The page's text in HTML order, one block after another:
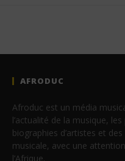
AFRODUC
Afroduc est un média
l’actualité de la musique,
biographies d’artistes et
musicale, avec une
l’Afrique.